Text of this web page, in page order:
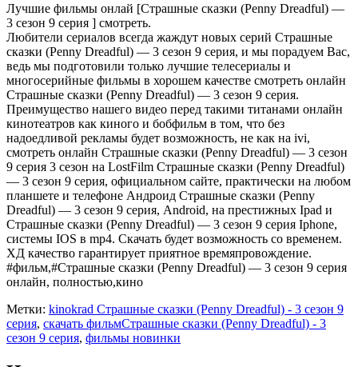
Лучшие фильмы онлай [Страшные сказки (Penny Dreadful) —
3 сезон 9 серия ] смотреть.
Любители сериалов всегда жаждут новых серий Страшные
сказки (Penny Dreadful) — 3 сезон 9 серия, и мы порадуем Вас,
ведь мы подготовили только лучшие телесериалы и
многосерийные фильмы в хорошем качестве смотреть онлайн
Страшные сказки (Penny Dreadful) — 3 сезон 9 серия.
Преимущество нашего видео перед такими титанами онлайн
кинотеатров как киного и бобфильм в том, что без
надоедливой рекламы будет возможность, не как на ivi,
смотреть онлайн Страшные сказки (Penny Dreadful) — 3 сезон
9 серия 3 сезон на LostFilm Страшные сказки (Penny Dreadful)
— 3 сезон 9 серия, официальном сайте, практически на любом
планшете и телефоне Андроид Страшные сказки (Penny
Dreadful) — 3 сезон 9 серия, Android, на престижных Ipad и
Страшные сказки (Penny Dreadful) — 3 сезон 9 серия Iphone,
системы IOS в mp4. Скачать будет возможность со временем.
ХД качество гарантирует приятное времяпровождение.
#фильм,#Страшные сказки (Penny Dreadful) — 3 сезон 9 серия
онлайн, полностью,кино
Метки: kinokrad Страшные сказки (Penny Dreadful) - 3 сезон 9
серия, скачать фильмСтрашные сказки (Penny Dreadful) - 3
сезон 9 серия, фильмы новинки